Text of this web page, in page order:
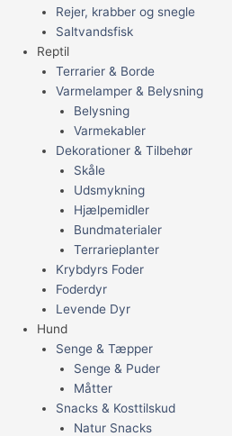
Rejer, krabber og snegle
Saltvandsfisk
Reptil
Terrarier & Borde
Varmelamper & Belysning
Belysning
Varmekabler
Dekorationer & Tilbehør
Skåle
Udsmykning
Hjælpemidler
Bundmaterialer
Terrarieplanter
Krybdyrs Foder
Foderdyr
Levende Dyr
Hund
Senge & Tæpper
Senge & Puder
Måtter
Snacks & Kosttilskud
Natur Snacks